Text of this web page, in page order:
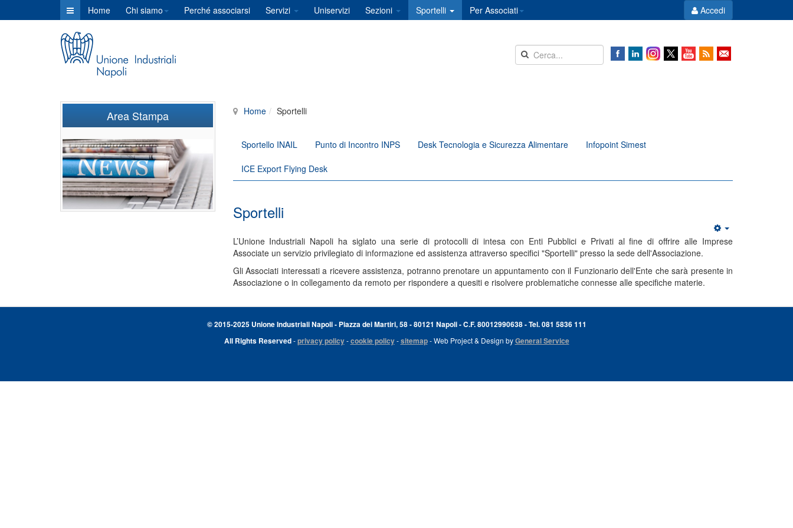
Home Chi siamo Perché associarsi Servizi Uniservizi Sezioni Sportelli Per Associati Accedi
Home Sportelli
Sportello INAIL Punto di Incontro INPS Desk Tecnologia e Sicurezza Alimentare Infopoint Simest
ICE Export Flying Desk
Sportelli
L’Unione Industriali Napoli ha siglato una serie di protocolli di intesa con Enti Pubblici e Privati al fine di offrire alle Imprese
Associate un servizio privilegiato di informazione ed assistenza attraverso specifici "Sportelli" presso la sede dell'Associazione.
Gli Associati interessati a ricevere assistenza, potranno prenotare un appuntamento con il Funzionario dell'Ente che sarà presente in
Associazione o in collegamento da remoto per rispondere a quesiti e risolvere problematiche connesse alle specifiche materie.
Area Stampa
© 2015-2025 Unione Industriali Napoli - Piazza dei Martiri, 58 - 80121 Napoli - C.F. 80012990638 - Tel. 081 5836 111
All Rights Reserved-privacy policy-cookie policy-sitemap- Web Project & Design byGeneral Service